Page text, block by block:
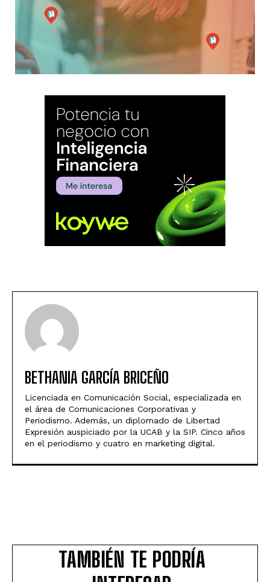
BETHANIA GARCÍA BRICEÑO
Licenciada en Comunicación Social, especializada en
el área de Comunicaciones Corporativas y
Periodismo. Además, un diplomado de Libertad
Expresión auspiciado por la UCAB y la SIP. Cinco años
en el periodismo y cuatro en marketing digital.
TAMBIÉN TE PODRÍA